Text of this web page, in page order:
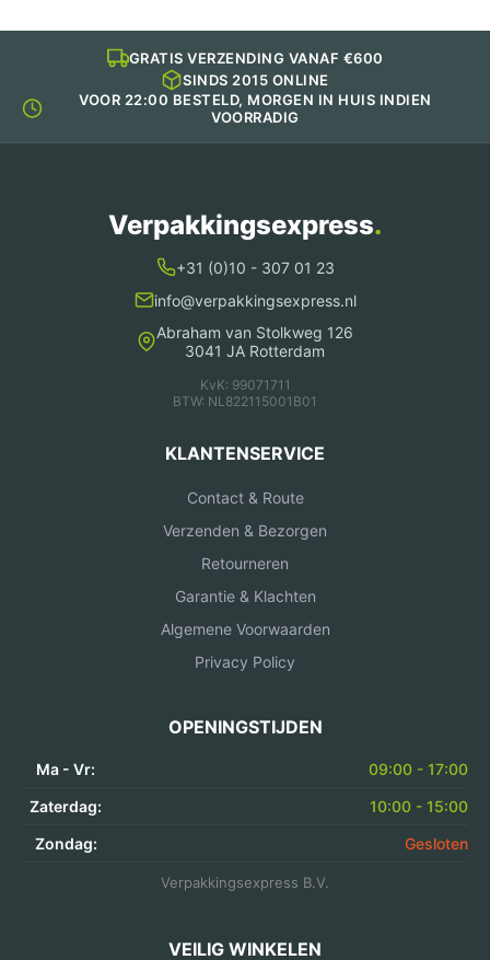
GRATIS VERZENDING VANAF €600
SINDS 2015 ONLINE
VOOR 22:00 BESTELD, MORGEN IN HUIS INDIEN
VOORRADIG
Verpakkingsexpress.
+31 (0)10 - 307 01 23
info@verpakkingsexpress.nl
Abraham van Stolkweg 126
3041 JA Rotterdam
KvK: 99071711
BTW: NL822115001B01
KLANTENSERVICE
Contact & Route
Verzenden & Bezorgen
Retourneren
Garantie & Klachten
Algemene Voorwaarden
Privacy Policy
OPENINGSTIJDEN
Ma - Vr:
09:00 - 17:00
Zaterdag:
10:00 - 15:00
Zondag:
Gesloten
Verpakkingsexpress B.V.
VEILIG WINKELEN